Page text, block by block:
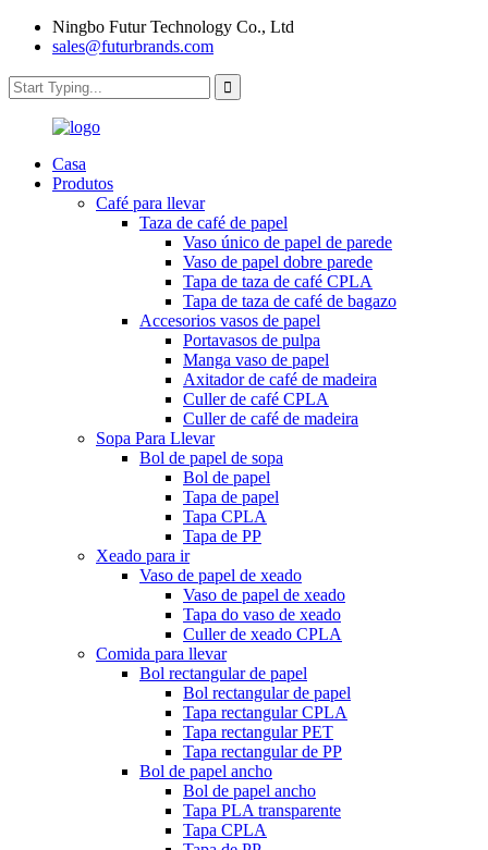
Ningbo Futur Technology Co., Ltd
sales@futurbrands.com
Casa
Produtos
Café para llevar
Taza de café de papel
Vaso único de papel de parede
Vaso de papel dobre parede
Tapa de taza de café CPLA
Tapa de taza de café de bagazo
Accesorios vasos de papel
Portavasos de pulpa
Manga vaso de papel
Axitador de café de madeira
Culler de café CPLA
Culler de café de madeira
Sopa Para Llevar
Bol de papel de sopa
Bol de papel
Tapa de papel
Tapa CPLA
Tapa de PP
Xeado para ir
Vaso de papel de xeado
Vaso de papel de xeado
Tapa do vaso de xeado
Culler de xeado CPLA
Comida para llevar
Bol rectangular de papel
Bol rectangular de papel
Tapa rectangular CPLA
Tapa rectangular PET
Tapa rectangular de PP
Bol de papel ancho
Bol de papel ancho
Tapa PLA transparente
Tapa CPLA